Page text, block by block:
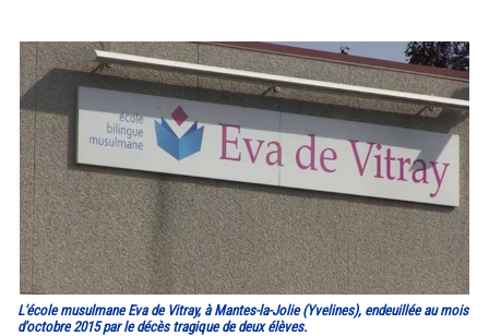
L'école musulmane Eva de Vitray, à Mantes-la-Jolie (Yvelines), endeuillée au mois
d'octobre 2015 par le décès tragique de deux élèves.